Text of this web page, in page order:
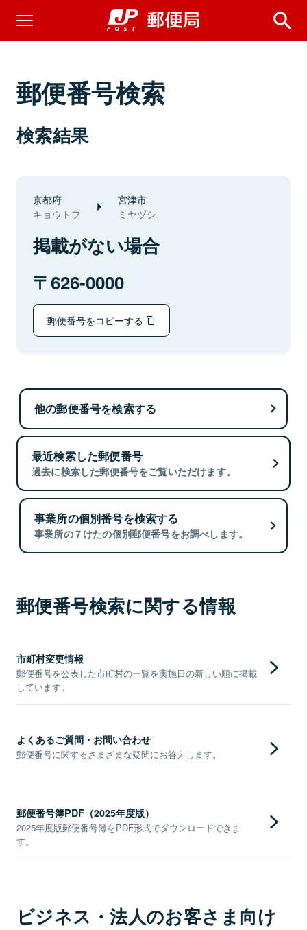
郵便番号検索
検索結果
京都府
キョウトフ
宮津市
ミヤヅシ
掲載がない場合
626-0000
郵便番号をコピーする
他の郵便番号を検索する
最近検索した郵便番号
過去に検索した郵便番号をご覧いただけます。
事業所の個別番号を検索する
事業所の７けたの個別郵便番号をお調べします。
郵便番号検索に関する情報
市町村変更情報
郵便番号を公表した市町村の一覧を実施日の新しい順に掲載
しています。
よくあるご質問・お問い合わせ
郵便番号に関するさまざまな疑問にお答えします。
郵便番号簿PDF（2025年度版）
2025年度版郵便番号簿をPDF形式でダウンロードできま
す。
ビジネス・法人のお客さま向け